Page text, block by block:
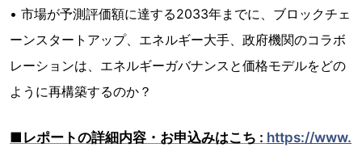
• 市場が予測評価額に達する2033年までに、ブロックチェ
ーンスタートアップ、エネルギー大手、政府機関のコラボ
レーションは、エネルギーガバナンスと価格モデルをどの
ように再構築するのか？
■レポートの詳細内容・お申込みはこち : https://www.